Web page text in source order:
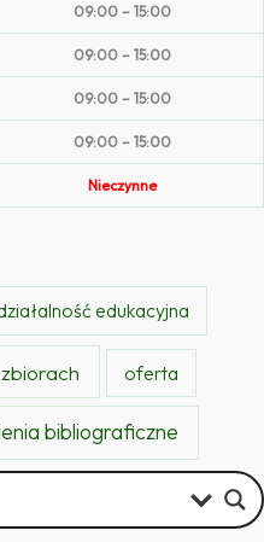
09:00 – 15:00
09:00 – 15:00
09:00 – 15:00
09:00 – 15:00
Nieczynne
edukacyjna
oferta
bibliograficzne